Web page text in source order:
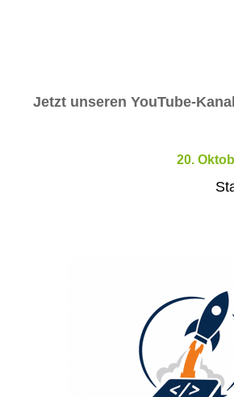
Jetzt unseren YouTube-
20.